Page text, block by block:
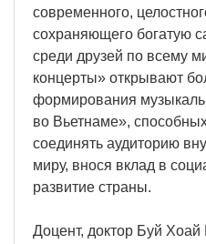
современного,
сохраняющего богатую
среди друзей по всему
концерты» открывают
формирования
во Вьетнаме»,
соединять аудиторию
миру, внося вклад в
развитие страны.
Доцент, доктор Буй